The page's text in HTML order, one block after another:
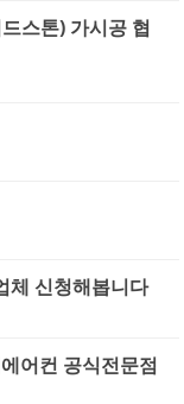
스톤) 가시공 협
체 신청해봅니다
어컨 공식전문점